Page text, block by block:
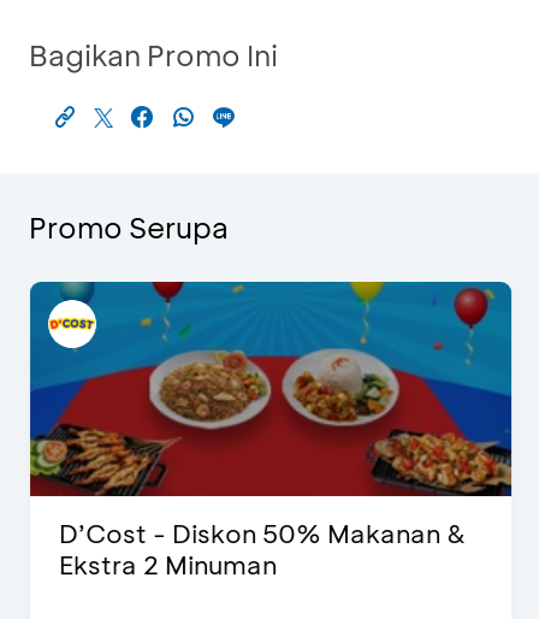
Bagikan Promo Ini
Promo Serupa
D’Cost - Diskon 50% Makanan &
Ekstra 2 Minuman